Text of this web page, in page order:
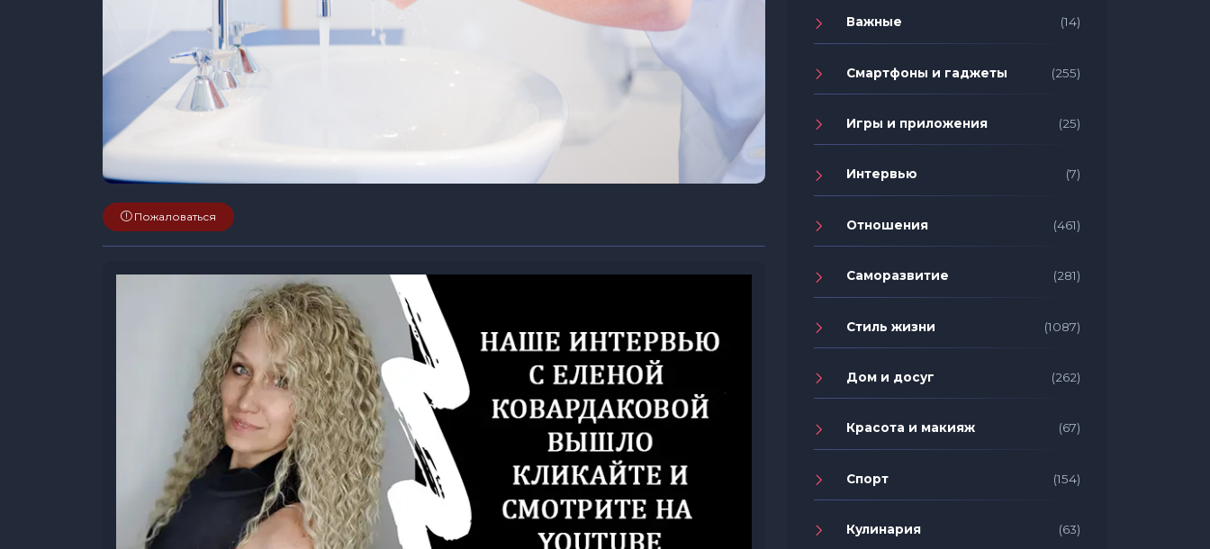
Пожаловаться
Важные (14)
Смартфоны и гаджеты (255)
Игры и приложения (25)
Интервью (7)
Отношения (461)
Саморазвитие (281)
Стиль жизни (1087)
Дом и досуг (262)
Красота и макияж (67)
Спорт (154)
Кулинария (63)